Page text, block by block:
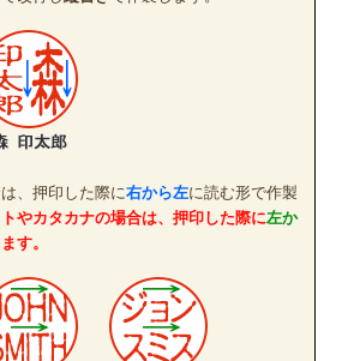
、押印した際に右から左に読む形で作製
やカタカナの場合は、押印した際に左か
す。